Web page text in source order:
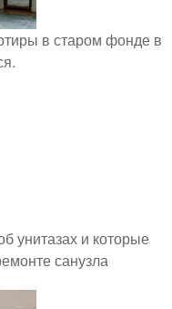
в старом фонде в
унитазах и которые
санузла